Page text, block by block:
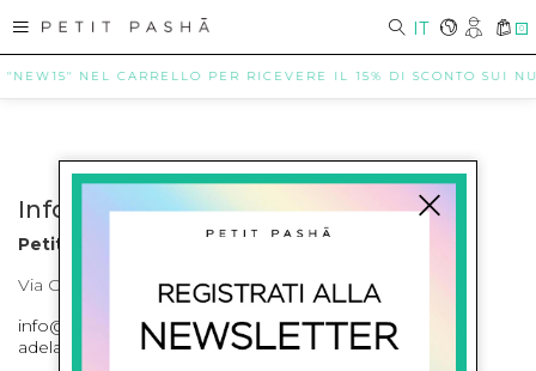
IT 0
NEL CARRELLO PER RICEVERE IL 15% DI SCONTO SUI
Info contatti
Petit Pasha
Via Cilea, 255 Napoli Corso Umberto I 301 Napoli
info@petitpasha.com, petitpasha@hotmail.it,
adelaide.petitpasha@hotmail.com